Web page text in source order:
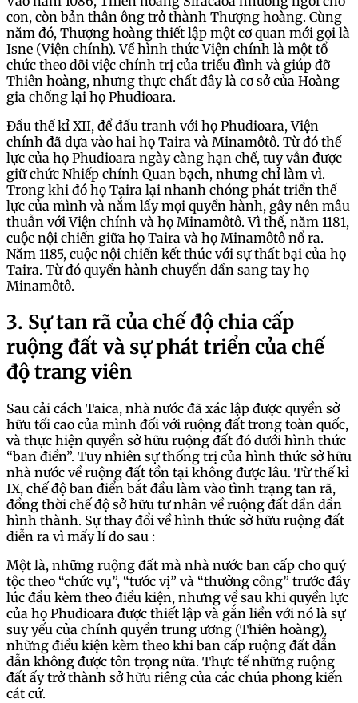
con, còn bản thân ông trở thành Thượng hoàng. Cùng
năm đó, Thượng hoàng thiết lập một cơ quan mới gọi là
Isne (Viện chính). Về hình thức Viện chính là một tổ
chức theo dõi việc chính trị của triều đình và giúp đỡ
Thiên hoàng, nhưng thực chất đây là cơ sở của Hoàng
gia chống lại họ Phudioara.
Đầu thế kỉ XII, để đấu tranh với họ Phudioara, Viện
chính đã dựa vào hai họ Taira và Minamôtô. Từ đó thế
lực của họ Phudioara ngày càng hạn chế, tuy vẫn được
giữ chức Nhiếp chính Quan bạch, nhưng chỉ làm vì.
Trong khi đó họ Taira lại nhanh chóng phát triển thế
lực của mình và nắm lấy mọi quyền hành, gây nên mâu
thuẫn với Viện chính và họ Minamôtô. Vì thế, năm 1181,
cuộc nội chiến giữa họ Taira và họ Minamôtô nổ ra.
Năm 1185, cuộc nội chiến kết thúc với sự thất bại của họ
Taira. Từ đó quyền hành chuyển dần sang tay họ
Minamôtô.
3. Sự tan rã của chế độ chia cấp
ruộng đất và sự phát triển của chế
độ trang viên
Sau cải cách Taica, nhà nước đã xác lập được quyền sở
hữu tối cao của mình đối với ruộng đất trong toàn quốc,
và thực hiện quyền sở hữu ruộng đất đó dưới hình thức
“ban điền”. Tuy nhiên sự thống trị của hình thức sở hữu
nhà nước về ruộng đất tồn tại không được lâu. Từ thế kỉ
IX, chế độ ban điển bắt đầu làm vào tình trạng tan rã,
đồng thời chế độ sở hữu tư nhân về ruộng đất dần dần
hình thành. Sự thay đổi về hình thức sở hữu ruộng đất
diễn ra vì mấy lí do sau :
Một là, những ruộng đất mà nhà nước ban cấp cho quý
tộc theo “chức vụ”, “tước vị” và “thưởng công” trước đây
lúc đầu kèm theo điều kiện, nhưng về sau khi quyền lực
của họ Phudioara được thiết lập và gắn liền với nó là sự
suy yếu của chính quyền trung ương (Thiên hoàng),
những điều kiện kèm theo khi ban cấp ruộng đất dẫn
dẫn không được tôn trọng nữa. Thực tế những ruộng
đất ấy trở thành sở hữu riêng của các chúa phong kiến
cát cứ.